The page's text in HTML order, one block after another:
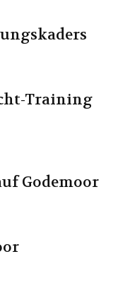
Training
Godemoor